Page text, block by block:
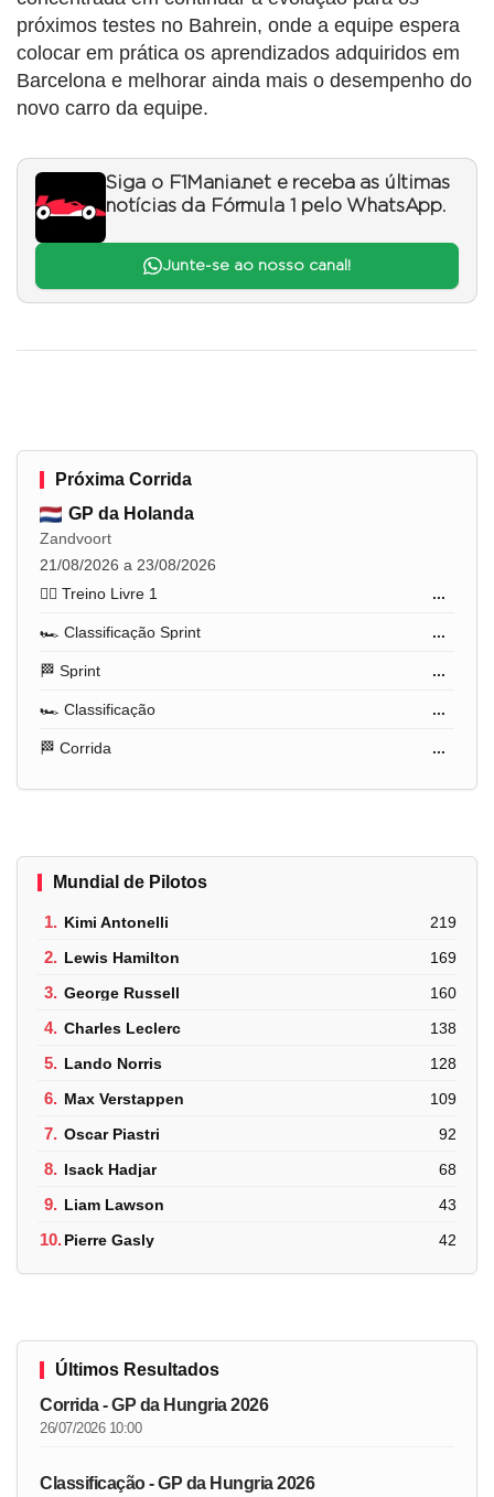
próximos testes no Bahrein, onde a equipe espera
colocar em prática os aprendizados adquiridos em
Barcelona e melhorar ainda mais o desempenho do
novo carro da equipe.
Siga o F1Mania.net e receba as últimas
notícias da Fórmula 1 pelo WhatsApp.
Junte-se ao nosso canal!
Próxima Corrida
GP da Holanda
Zandvoort
21/08/2026 a 23/08/2026
🏋️‍♂️ Treino Livre 1
...
🏎️ Classificação Sprint ...
🏁 Sprint ...
🏎️ Classificação ...
🏁 Corrida ...
Mundial de Pilotos
1. Kimi Antonelli 219
2. Lewis Hamilton 169
3. George Russell 160
4. Charles Leclerc 138
5. Lando Norris 128
6. Max Verstappen 109
7. Oscar Piastri 92
8. Isack Hadjar 68
9. Liam Lawson 43
10.Pierre Gasly 42
Últimos Resultados
Corrida - GP da Hungria 2026
26/07/2026 10:00
Classificação - GP da Hungria 2026